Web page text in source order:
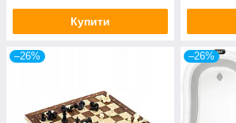
Купити
–26% –26%